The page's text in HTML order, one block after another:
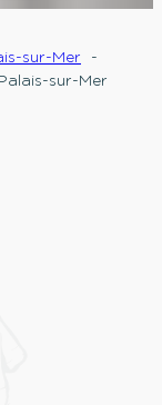
sur-Mer
sur-Mer